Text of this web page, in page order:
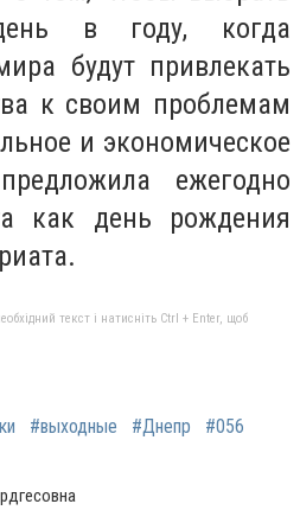
в году, когда
будут привлекать
к своим проблемам
и экономическое
ежегодно
как день рождения
текст і натисніть Ctrl + Enter, щоб
#выходные #Днепр #056